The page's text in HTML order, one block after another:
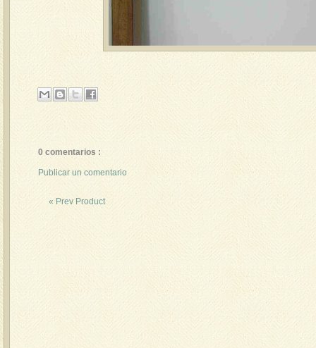
0 comentarios :
Publicar un comentario
« Prev Product